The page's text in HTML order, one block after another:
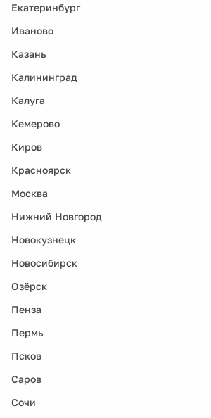
Екатеринбург
Иваново
Казань
Калининград
Калуга
Кемерово
Киров
Красноярск
Москва
Нижний Новгород
Новокузнецк
Новосибирск
Озёрск
Пенза
Пермь
Псков
Саров
Сочи